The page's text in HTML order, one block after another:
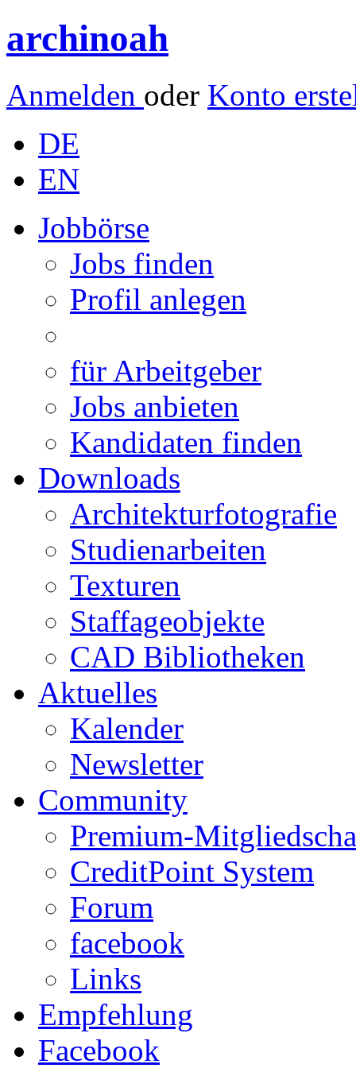
archinoah
Anmelden oder Konto
DE
EN
Jobbörse
Jobs finden
Profil anlegen
für Arbeitgeber
Jobs anbieten
Kandidaten finden
Downloads
Architekturfotografie
Studienarbeiten
Texturen
Staffageobjekte
CAD Bibliotheken
Aktuelles
Kalender
Newsletter
Community
Premium-
CreditPoint System
Forum
facebook
Links
Empfehlung
Facebook